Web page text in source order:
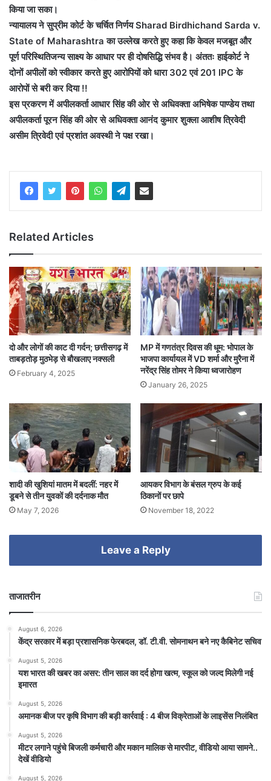
किया जा सका।
न्यायालय ने सुप्रीम कोर्ट के चर्चित निर्णय Sharad Birdhichand Sarda v.
State of Maharashtra का उल्लेख करते हुए कहा कि केवल मजबूत और
पूर्ण परिस्थितिजन्य साक्ष्य के आधार पर ही दोषसिद्धि संभव है। अंततः हाईकोर्ट ने
दोनों अपीलों को स्वीकार करते हुए आरोपियों को धारा 302 एवं 201 IPC के
आरोपों से बरी कर दिया !!
इस प्रकरण में अपीलकर्ता आधार सिंह की ओर से अधिवक्ता अभिषेक पाण्डेय तथा
अपीलकर्ता पूरन सिंह की ओर से अधिवक्ता आनंद कुमार शुक्ला आशीष त्रिवेदी
असीम त्रिवेदी एवं प्रशांत अवस्थी ने पक्ष रखा।
Related Articles
दो और लोगों की काट दी गर्दन; छत्तीसगढ़ में
ताबड़तोड़ मुठभेड़ से बौखलाए नक्सली
February 4, 2025
MP में गणतंत्र दिवस की धूम: भोपाल के
भाजपा कार्यायल में VD शर्मा और मुरैना में
नरेंद्र सिंह तोमर ने किया ध्वजारोहण
January 26, 2025
शादी की खुशियां मातम में बदलीं: नहर में
डूबने से तीन युवकों की दर्दनाक मौत
May 7, 2026
आयकर विभाग के बंसल ग्रुप के कई
ठिकानों पर छापे
November 18, 2022
Leave a Reply
ताजातरीन
August 6, 2026
केंद्र सरकार में बड़ा प्रशासनिक फेरबदल, डॉ. टी.वी. सोमनाथन बने नए कैबिनेट सचिव
August 5, 2026
यश भारत की खबर का असर: तीन साल का दर्द होगा खत्म, स्कूल को जल्द मिलेगी नई
इमारत
August 5, 2026
अमानक बीज पर कृषि विभाग की बड़ी कार्रवाई : 4 बीज विक्रेताओं के लाइसेंस निलंबित
August 5, 2026
मीटर लगाने पहुंचे बिजली कर्मचारी और मकान मालिक से मारपीट, वीडियो आया सामने..
देखें वीडियो
August 5, 2026